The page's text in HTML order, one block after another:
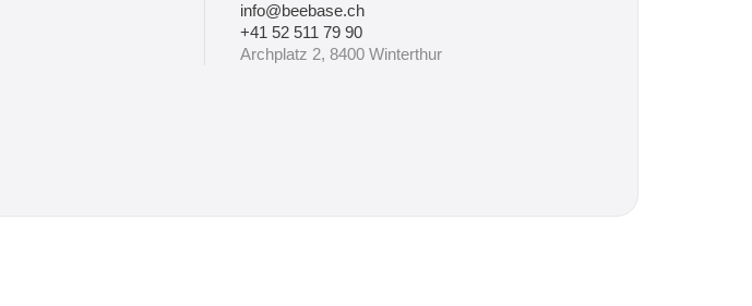
info@beebase.ch
+41 52 511 79 90
Archplatz 2, 8400 Winterthur